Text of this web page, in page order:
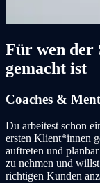
Für wen der
gemacht ist
Coaches &
Du arbeitest schon
ersten Klient*innen
auftreten und
zu nehmen und
richtigen Kunden